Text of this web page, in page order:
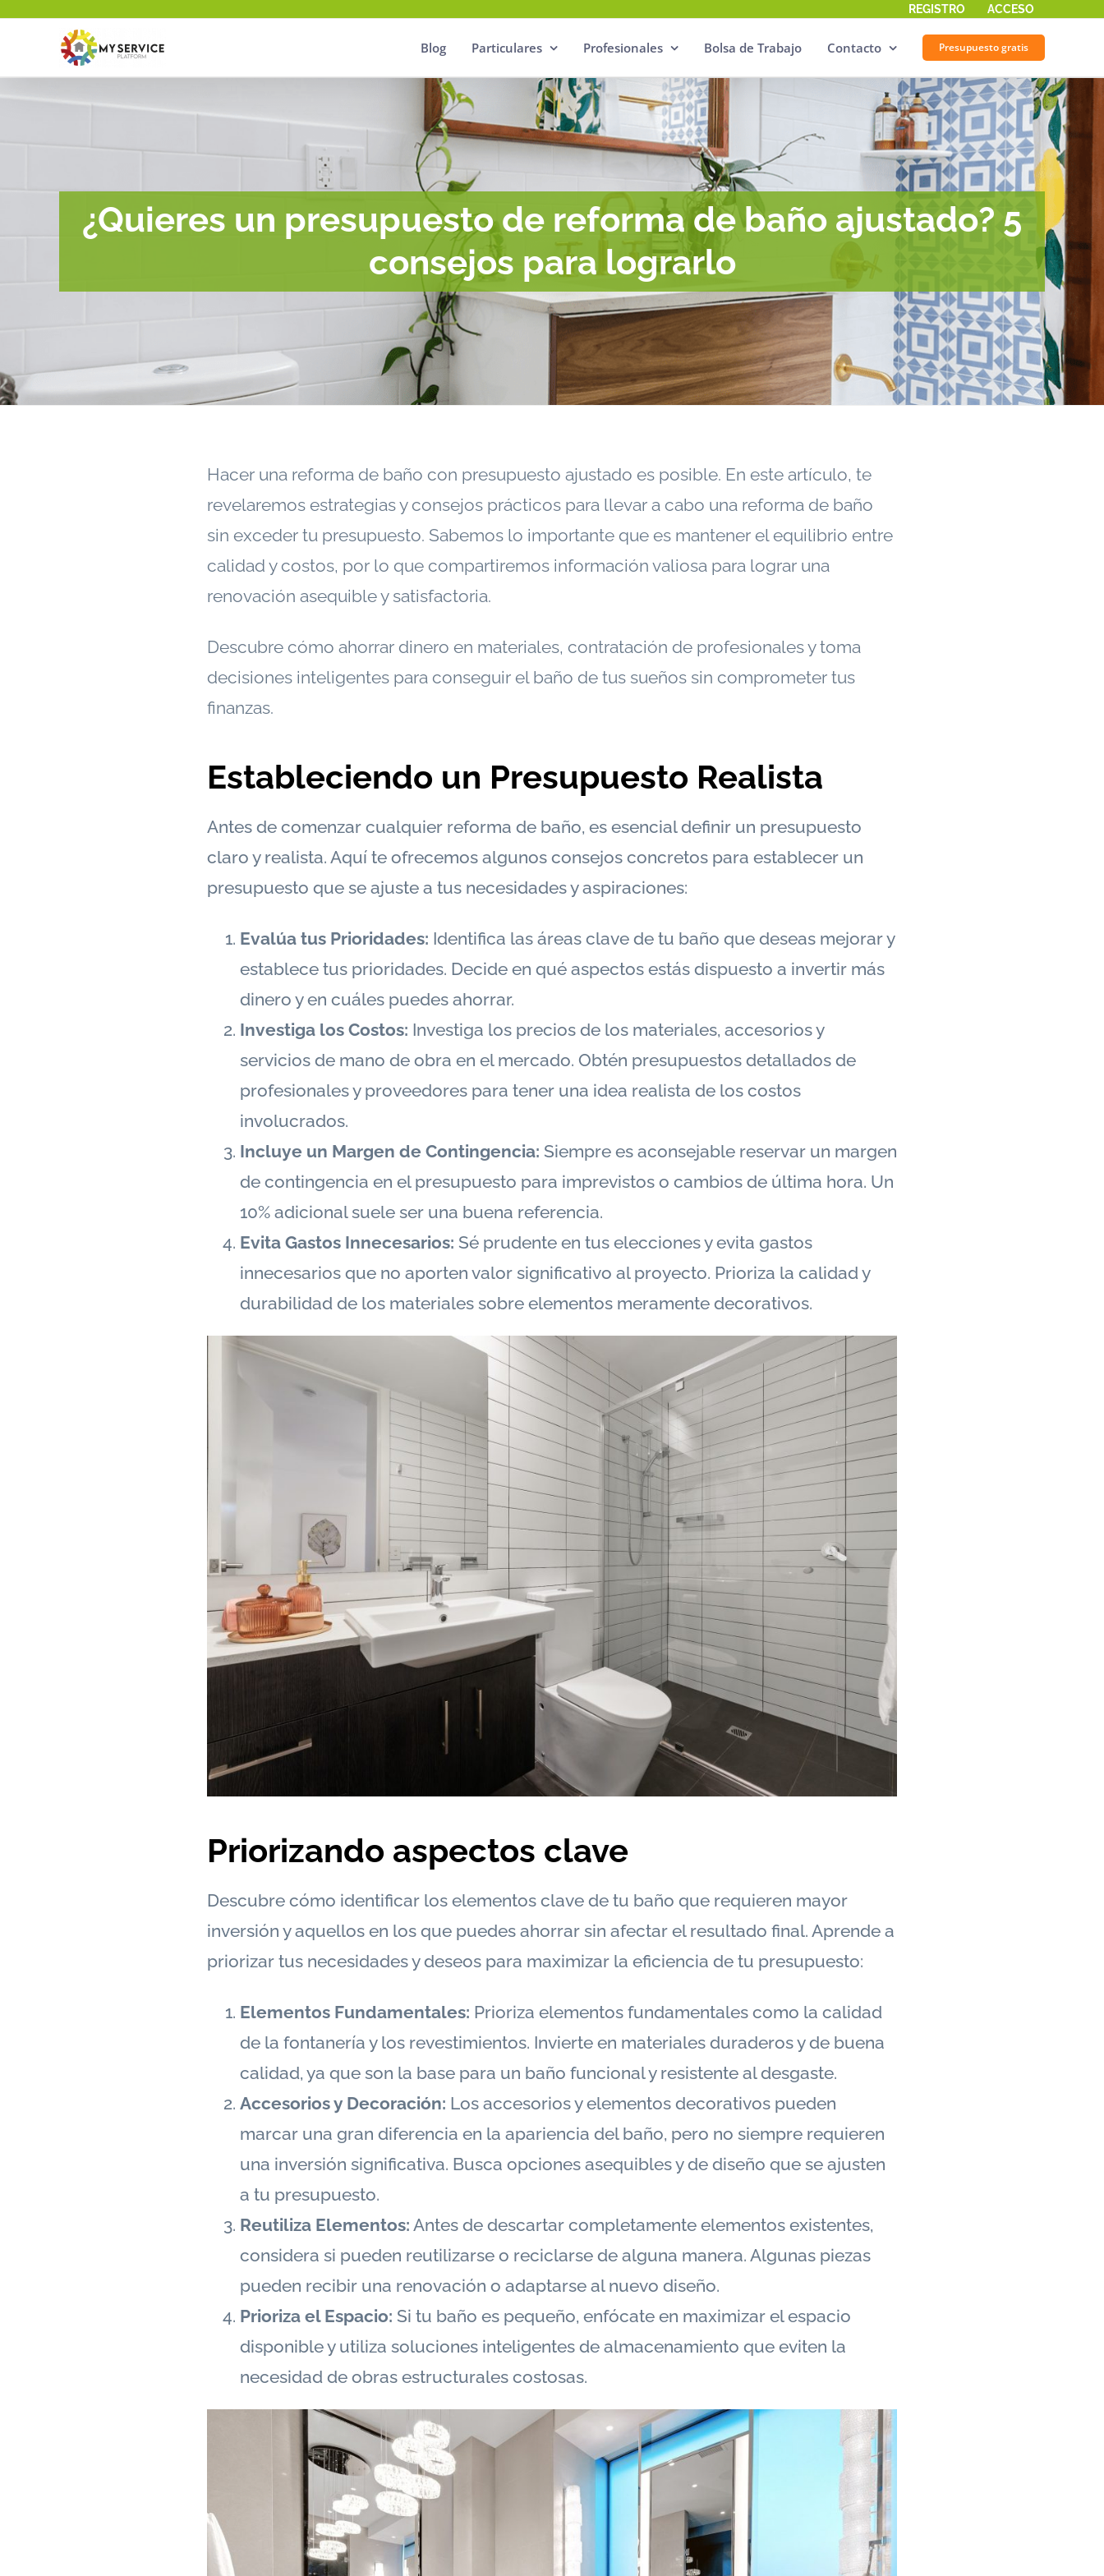
Saltar
contenido
REGISTRO ACCESO
Blog Particulares Profesionales Bolsa de Trabajo Contacto Presupuesto gratis
¿Quieres un presupuesto de reforma de baño ajustado? 5
consejos para lograrlo
Hacer una reforma de baño con presupuesto ajustado es posible. En este artículo, te
revelaremos estrategias y consejos prácticos para llevar a cabo una reforma de baño
sin exceder tu presupuesto. Sabemos lo importante que es mantener el equilibrio entre
calidad y costos, por lo que compartiremos información valiosa para lograr una
renovación asequible y satisfactoria.
Descubre cómo ahorrar dinero en materiales, contratación de profesionales y toma
decisiones inteligentes para conseguir el baño de tus sueños sin comprometer tus
finanzas.
Estableciendo un Presupuesto Realista
Antes de comenzar cualquier reforma de baño, es esencial definir un presupuesto
claro y realista. Aquí te ofrecemos algunos consejos concretos para establecer un
presupuesto que se ajuste a tus necesidades y aspiraciones:
Evalúa tus Prioridades: Identifica las áreas clave de tu baño que deseas mejorar y
establece tus prioridades. Decide en qué aspectos estás dispuesto a invertir más
dinero y en cuáles puedes ahorrar.
Investiga los Costos: Investiga los precios de los materiales, accesorios y
servicios de mano de obra en el mercado. Obtén presupuestos detallados de
profesionales y proveedores para tener una idea realista de los costos
involucrados.
Incluye un Margen de Contingencia: Siempre es aconsejable reservar un margen
de contingencia en el presupuesto para imprevistos o cambios de última hora. Un
10% adicional suele ser una buena referencia.
Evita Gastos Innecesarios: Sé prudente en tus elecciones y evita gastos
innecesarios que no aporten valor significativo al proyecto. Prioriza la calidad y
durabilidad de los materiales sobre elementos meramente decorativos.
Priorizando aspectos clave
Descubre cómo identificar los elementos clave de tu baño que requieren mayor
inversión y aquellos en los que puedes ahorrar sin afectar el resultado final. Aprende a
priorizar tus necesidades y deseos para maximizar la eficiencia de tu presupuesto:
Elementos Fundamentales: Prioriza elementos fundamentales como la calidad
de la fontanería y los revestimientos. Invierte en materiales duraderos y de buena
calidad, ya que son la base para un baño funcional y resistente al desgaste.
Accesorios y Decoración: Los accesorios y elementos decorativos pueden
marcar una gran diferencia en la apariencia del baño, pero no siempre requieren
una inversión significativa. Busca opciones asequibles y de diseño que se ajusten
a tu presupuesto.
Reutiliza Elementos: Antes de descartar completamente elementos existentes,
considera si pueden reutilizarse o reciclarse de alguna manera. Algunas piezas
pueden recibir una renovación o adaptarse al nuevo diseño.
Prioriza el Espacio: Si tu baño es pequeño, enfócate en maximizar el espacio
disponible y utiliza soluciones inteligentes de almacenamiento que eviten la
necesidad de obras estructurales costosas.